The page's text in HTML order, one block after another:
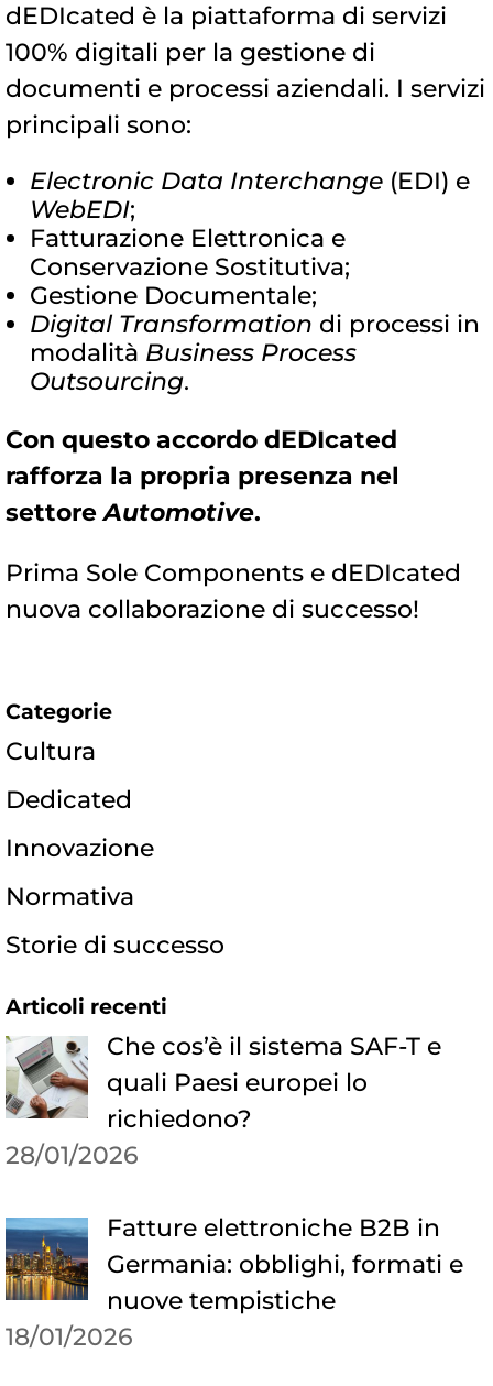
dEDIcated è la piattaforma di servizi
100% digitali per la gestione di
documenti e processi aziendali. I servizi
principali sono:
Electronic Data Interchange (EDI) e
WebEDI;
Fatturazione Elettronica e
Conservazione Sostitutiva;
Gestione Documentale;
Digital Transformation di processi in
modalità Business Process
Outsourcing.
Con questo accordo dEDIcated
rafforza la propria presenza nel
settoreAutomotive.
Prima Sole Components e dEDIcated
nuova collaborazione di successo!
Categorie
Cultura
Dedicated
Innovazione
Normativa
Storie di successo
Articoli recenti
Che cos’è il sistema SAF-T e
quali Paesi europei lo
richiedono?
28/01/2026
Fatture elettroniche B2B in
Germania: obblighi, formati e
nuove tempistiche
18/01/2026